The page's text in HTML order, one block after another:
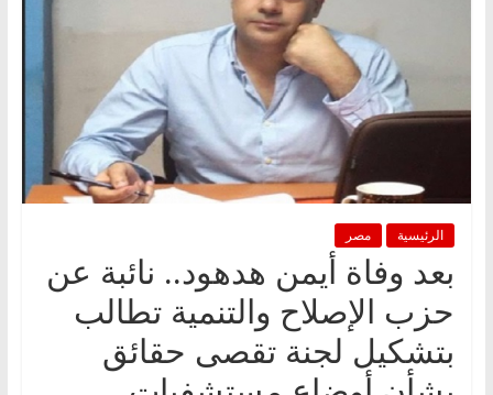
الرئيسية مصر
بعد وفاة أيمن هدهود.. نائبة عن
حزب الإصلاح والتنمية تطالب
بتشكيل لجنة تقصى حقائق